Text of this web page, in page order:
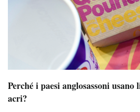
Perché i paesi anglosassoni
acri?